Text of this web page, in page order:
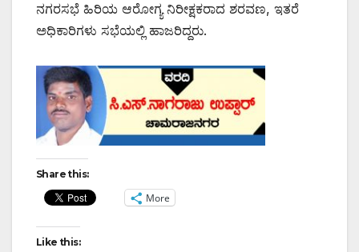
ನಗರಸಭೆ ಹಿರಿಯ ಆರೋಗ್ಯ ನಿರೀಕ್ಷಕರಾದ ಶರವಣ, ಇತರೆ
ಅಧಿಕಾರಿಗಳು ಸಭೆಯಲ್ಲಿ ಹಾಜರಿದ್ದರು.
Share this:
More
Like this: